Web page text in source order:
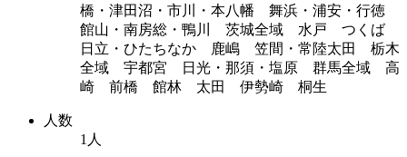
橋・津田沼・市川・本八幡 舞浜・浦安・行徳
館山・南房総・鴨川 茨城全域 水戸 つくば
日立・ひたちなか 鹿嶋 笠間・常陸太田 栃木
全域 宇都宮 日光・那須・塩原 群馬全域 高
崎 前橋 館林 太田 伊勢崎 桐生
人数
1人